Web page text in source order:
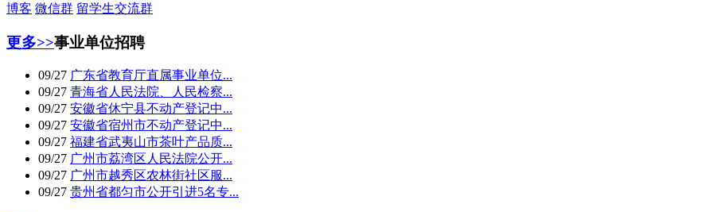
博客 微信群 留学生交流群
更多>>事业单位招聘
09/27 广东省教育厅直属事业单位...
09/27 青海省人民法院、人民检察...
09/27 安徽省休宁县不动产登记中...
09/27 安徽省宿州市不动产登记中...
09/27 福建省武夷山市茶叶产品质...
09/27 广州市荔湾区人民法院公开...
09/27 广州市越秀区农林街社区服...
09/27 贵州省都匀市公开引进5名专...